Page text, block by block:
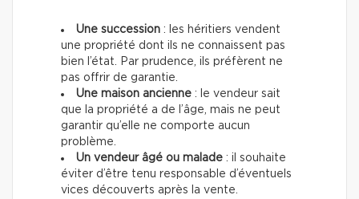
Une succession : les héritiers vendent
une propriété dont ils ne connaissent pas
bien l’état. Par prudence, ils préfèrent ne
pas offrir de garantie.
Une maison ancienne : le vendeur sait
que la propriété a de l’âge, mais ne peut
garantir qu’elle ne comporte aucun
problème.
Un vendeur âgé ou malade : il souhaite
éviter d’être tenu responsable d’éventuels
vices découverts après la vente.